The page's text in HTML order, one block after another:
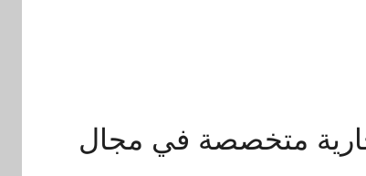
متخصصة في مجال